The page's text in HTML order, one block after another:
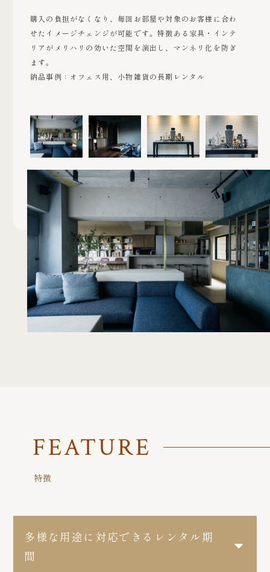
購入の負担がなくなり、毎回お部屋や対象のお客様に合わ
せたイメージチェンジが可能です。特徴ある家具・インテ
リアがメリハリの効いた空間を演出し、マンネリ化を防ぎ
ます。
納品事例：オフェス用、小物雑貨の長期レンタル
FEATURE
特徴
多様な用途に対応できるレンタル期
間